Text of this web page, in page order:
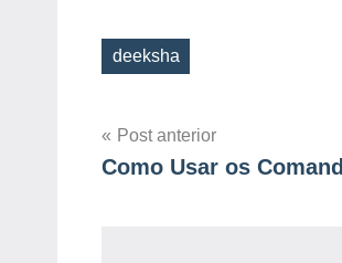
Tags
deeksha
Navegação
Post anterior
Como Usar os